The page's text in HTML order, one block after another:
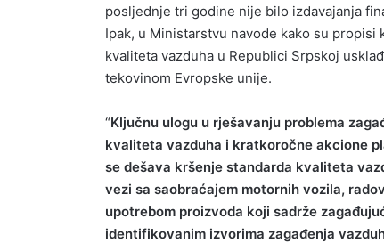
posljednje tri godine nije bilo izdavajanja
Ipak, u Ministarstvu navode kako su
kvaliteta vazduha u Republici Srpskoj
tekovinom Evropske unije.
“Ključnu ulogu u rješavanju problema
kvaliteta vazduha i kratkoročne akcione
se dešava kršenje standarda kvaliteta
vezi sa saobraćajem motornih vozila,
upotrebom proizvoda koji sadrže
identifikovanim izvorima zagađenja